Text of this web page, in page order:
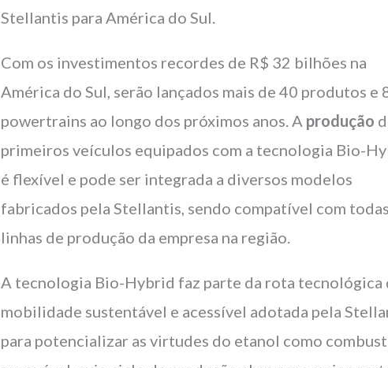
Stellantis para América do Sul.
Com os investimentos recordes de R$ 32 bilhões na
América do Sul, serão lançados mais de 40 produtos e
powertrains ao longo dos próximos anos. A produção
primeiros veículos equipados com a tecnologia Bio-
é flexível e pode ser integrada a diversos modelos
fabricados pela Stellantis, sendo compatível com
linhas de produção da empresa na região.
A tecnologia Bio-Hybrid faz parte da rota tecnológica
mobilidade sustentável e acessível adotada pela
para potencializar as virtudes do etanol como